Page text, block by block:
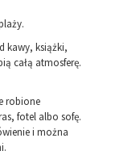
kawy, książki,
całą atmosferę.
robione
fotel albo sofę.
i można